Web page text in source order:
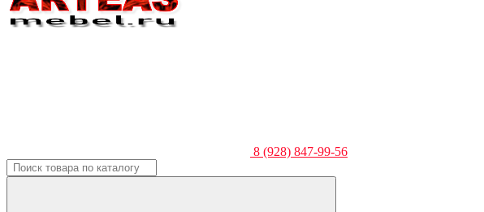
8 (928) 847-99-56